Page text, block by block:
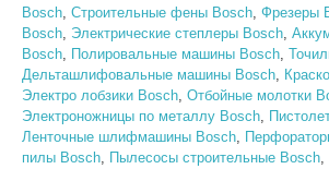
Bosch, Строительные фены Bosch, Фрезеры
Bosch, Электрические степлеры Bosch,
Bosch, Полировальные машины Bosch,
Дельташлифовальные машины Bosch,
Электро лобзики Bosch, Отбойные молотки
Электроножницы по металлу Bosch,
Ленточные шлифмашины Bosch,
пилы Bosch, Пылесосы строительные Bosch,